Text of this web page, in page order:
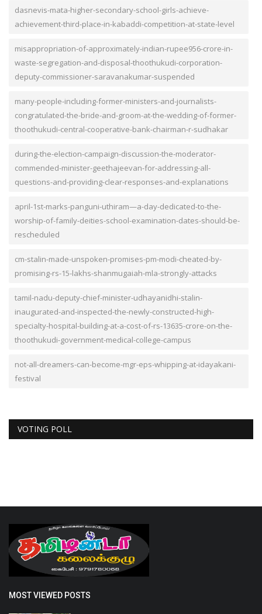
dasnevis-mata-higher-secondary-school-girls-achieve-
achievement-third-place-in-kabaddi-competition-at-state-level
misappropriation-of-approximately-indian-rupee956-crore-in-
waste-segregation-and-disposal-thoothukudi-corporation-
deputy-commissioner-saravanakumar-suspended
many-people-including-former-ministers-and-journalists-
congratulated-the-bride-and-groom-at-the-wedding-of-former-
thoothukudi-central-cooperative-bank-chairman-r-sudhakar
during-the-election-campaign-discussion-the-moderator-
commended-minister-geethajeevan-for-addressing-all-
questions-and-providing-clear-responses-and-explanations
april-1st-marks-panguni-uthiram—a-day-dedicated-to-the-
worship-of-family-deities-school-examination-dates-should-be-
rescheduled
cm-stalin-made-unspoken-promises-pm-modi-cheated-by-
promising-rs-15-lakhs-shanmugaiah-mla-strongly-attacks
tamil-nadu-deputy-chief-minister-udhayanidhi-stalin-
inaugurated-and-inspected-the-newly-constructed-high-
specialty-hospital-building-at-a-cost-of-rs-13635-crore-on-the-
thoothukudi-government-medical-college-campus
not-all-dreamers-can-become-mgr-eps-whipping-at-idayakani-
festival
VOTING POLL
MOST VIEWED POSTS